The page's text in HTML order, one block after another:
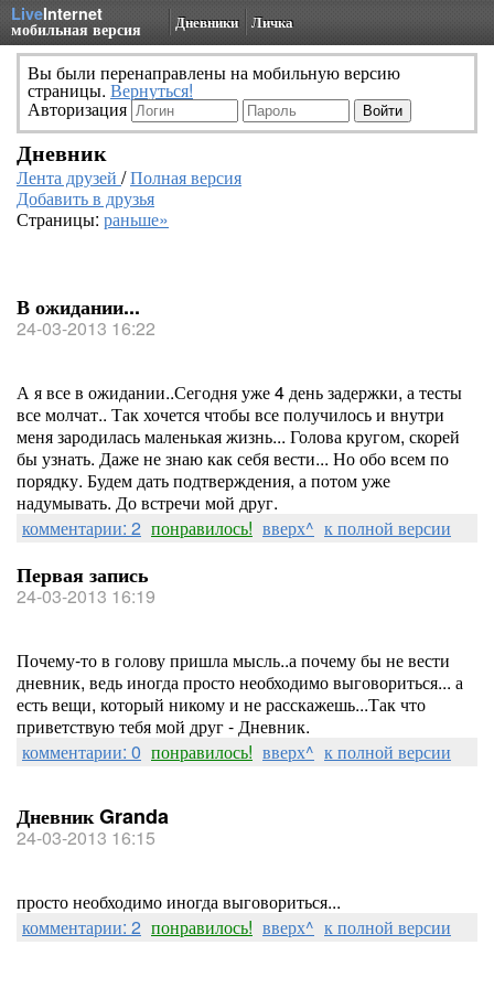
LiveInternet
мобильная версия Дневники Личка
Вы были перенаправлены на мобильную версию
страницы. Вернуться!
Авторизация
Дневник
Лента друзей /Полная версия
Добавить в друзья
Страницы: раньше»
В ожидании...
24-03-2013 16:22
А я все в ожидании..Сегодня уже 4 день задержки, а тесты
все молчат.. Так хочется чтобы все получилось и внутри
меня зародилась маленькая жизнь... Голова кругом, скорей
бы узнать. Даже не знаю как себя вести... Но обо всем по
порядку. Будем дать подтверждения, а потом уже
надумывать. До встречи мой друг.
комментарии: 2 понравилось! вверх^ к полной версии
Первая запись
24-03-2013 16:19
Почему-то в голову пришла мысль..а почему бы не вести
дневник, ведь иногда просто необходимо выговориться... а
есть вещи, который никому и не расскажешь...Так что
приветствую тебя мой друг - Дневник.
комментарии: 0 понравилось! вверх^ к полной версии
Дневник Granda
24-03-2013 16:15
просто необходимо иногда выговориться...
комментарии: 2 понравилось! вверх^ к полной версии